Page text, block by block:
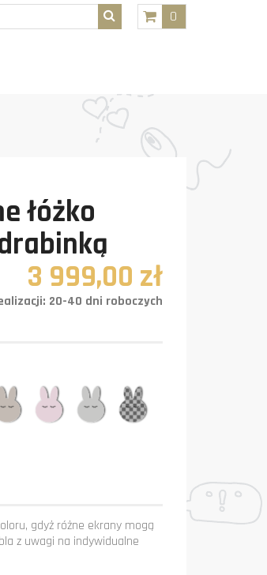
0
łóżko
3 999,00 zł
20-40 dni roboczych
Mastik Róż Szary
gdyż różne ekrany mogą
z uwagi na indywidualne